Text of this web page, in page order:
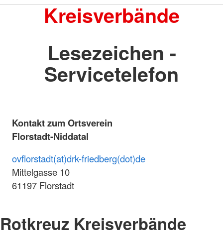
Kreisverbände
Lesezeichen -
Servicetelefon
Kontakt zum Ortsverein
Florstadt-Niddatal
ovflorstadt(at)drk-friedberg(dot)de
Mittelgasse 10
61197 Florstadt
Rotkreuz Kreisverbände